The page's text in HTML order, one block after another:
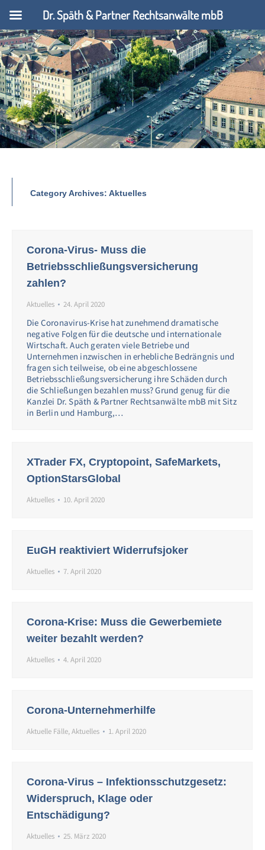
Category Archives: Aktuelles
Corona-Virus- Muss die
Betriebsschließungsversicherung
zahlen?
Aktuelles 24. April 2020
Die Coronavirus-Krise hat zunehmend dramatische
negative Folgen für die deutsche und internationale
Wirtschaft. Auch geraten viele Betriebe und
Unternehmen inzwischen in erhebliche Bedrängnis und
fragen sich teilweise, ob eine abgeschlossene
Betriebsschließungsversicherung ihre Schäden durch
die Schließungen bezahlen muss? Grund genug für die
Kanzlei Dr. Späth & Partner Rechtsanwälte mbB mit Sitz
in Berlin und Hamburg,…
XTrader FX, Cryptopoint, SafeMarkets,
OptionStarsGlobal
Aktuelles 10. April 2020
EuGH reaktiviert Widerrufsjoker
Aktuelles 7. April 2020
Corona-Krise: Muss die Gewerbemiete
weiter bezahlt werden?
Aktuelles 4. April 2020
Corona-Unternehmerhilfe
Aktuelle Fälle,Aktuelles 1. April 2020
Corona-Virus – Infektionsschutzgesetz:
Widerspruch, Klage oder
Entschädigung?
Aktuelles 25. März 2020
Dr. Späth & Partner Rechtsanwälte mbB